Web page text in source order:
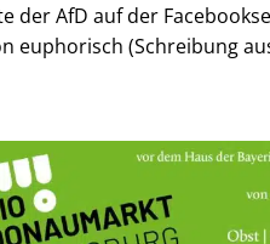
der AfD auf der
euphorisch (Schreibung